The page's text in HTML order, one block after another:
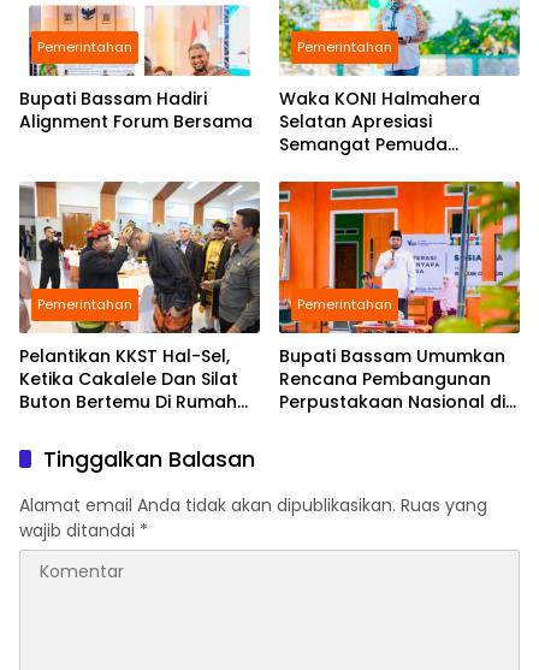
Pemerintahan
Bupati Bassam Hadiri
Alignment Forum Bersama
Pemerintahan
Waka KONI Halmahera
Selatan Apresiasi
Semangat Pemuda
Sepak Bola di Tengah
Efisiensi Anggaran
Pemerintahan
Pelantikan KKST Hal-Sel,
Ketika Cakalele Dan Silat
Buton Bertemu Di Rumah
Pemerintahan
Bupati Bassam Umumkan
Rencana Pembangunan
Perpustakaan Nasional di
Tinggalkan Balasan
Alamat email Anda tidak akan dipublikasikan. Ruas yang
wajib ditandai *